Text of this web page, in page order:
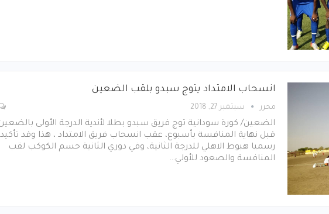
انسحاب الامتداد يتوج سبدو بلقب الضعين
محرر سبتمبر 27, 2018
الضعين/ كورة سودانية توج فريق سبدو بطلا لأندية الدرجة الأولى
قبل نهاية المنافسة بأسبوع، عقب انسحاب فريق الامتداد ، هذا وقد تأكيد
رسميا هبوط الاهلي للدرجة الثانية، وفي دوري الثانية حسم الكوكب لقب
المنافسة والصعود للأولي…